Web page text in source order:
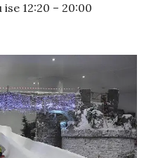
12:20 – 20:00